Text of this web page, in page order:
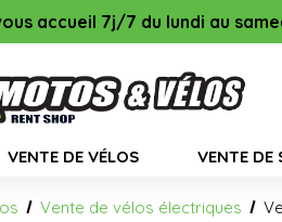
au samedi de 9h à 13h & de
VENTE DE VÉLOS VENTE DE
Vente de vélos électriques